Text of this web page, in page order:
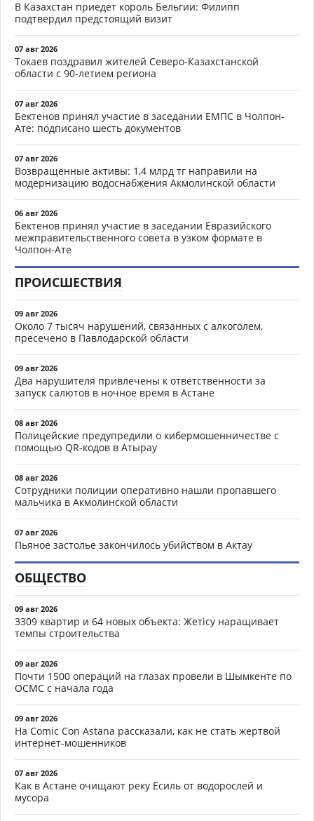
В Казахстан приедет король Бельгии: Филипп
подтвердил предстоящий визит
07 авг 2026
Токаев поздравил жителей Северо-Казахстанской
области с 90-летием региона
07 авг 2026
Бектенов принял участие в заседании ЕМПС в Чолпон-
Ате: подписано шесть документов
07 авг 2026
Возвращённые активы: 1,4 млрд тг направили на
модернизацию водоснабжения Акмолинской области
06 авг 2026
Бектенов принял участие в заседании Евразийского
межправительственного совета в узком формате в
Чолпон-Ате
ПРОИСШЕСТВИЯ
09 авг 2026
Около 7 тысяч нарушений, связанных с алкоголем,
пресечено в Павлодарской области
09 авг 2026
Два нарушителя привлечены к ответственности за
запуск салютов в ночное время в Астане
08 авг 2026
Полицейские предупредили о кибермошенничестве с
помощью QR-кодов в Атырау
08 авг 2026
Сотрудники полиции оперативно нашли пропавшего
мальчика в Акмолинской области
07 авг 2026
Пьяное застолье закончилось убийством в Актау
ОБЩЕСТВО
09 авг 2026
3309 квартир и 64 новых объекта: Жетісу наращивает
темпы строительства
09 авг 2026
Почти 1500 операций на глазах провели в Шымкенте по
ОСМС с начала года
09 авг 2026
На Comic Con Astana рассказали, как не стать жертвой
интернет-мошенников
07 авг 2026
Как в Астане очищают реку Есиль от водорослей и
мусора